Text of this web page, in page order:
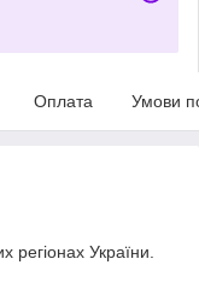
Оплата Умови
регіонах України.